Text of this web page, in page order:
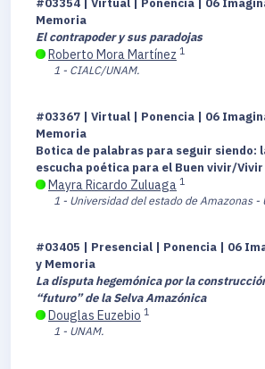
#03354 | Virtual | Ponencia | 06
Memoria
El contrapoder y sus paradojas
Roberto Mora Martínez 1
1 - CIALC/UNAM.
#03367 | Virtual | Ponencia | 06
Memoria
Botica de palabras para seguir siendo:
escucha poética para el Buen vivir/Vivir
Mayra Ricardo Zuluaga 1
1 - Universidad del estado de Amazonas -
#03405 | Presencial | Ponencia | 06
y Memoria
La disputa hegemónica por la
“futuro” de la Selva Amazónica
Douglas Euzebio 1
1 - UNAM.